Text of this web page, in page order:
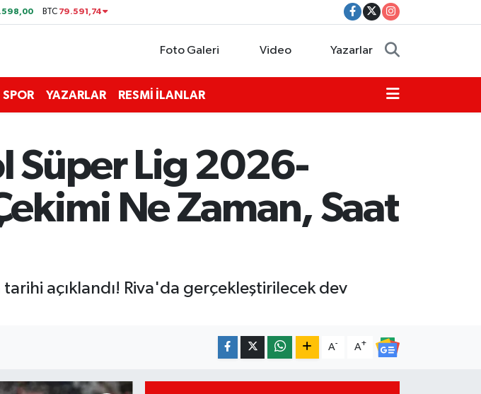
BTC 79.591,74
Foto Galeri Video Yazarlar
SPOR YAZARLAR RESMİ İLANLAR
Süper Lig 2026-
Ne Zaman, Saat
açıklandı! Riva'da gerçekleştirilecek dev
A- A+